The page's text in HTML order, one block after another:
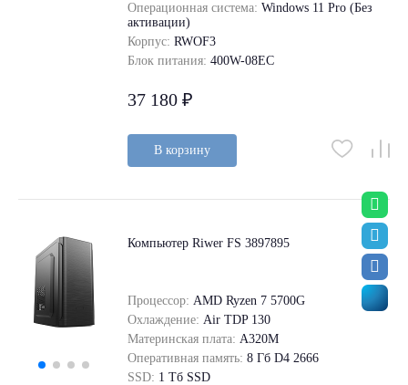
Операционная система: Windows 11 Pro (Без
активации)
Корпус: RWOF3
Блок питания: 400W-08EC
37 180 ₽
В корзину
Компьютер Riwer FS 3897895
Процессор: AMD Ryzen 7 5700G
Охлаждение: Air TDP 130
Материнская плата: A320M
Оперативная память: 8 Гб D4 2666
SSD: 1 Tб SSD